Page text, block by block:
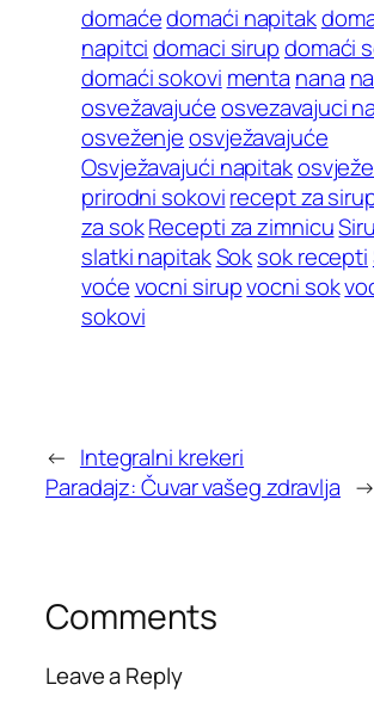
domaćedomaći napitak
napitci domaci sirupdomaći
domaći sokovi menta nana
osvežavajućeosvezavajuci
osveženjeosvježavajuće
Osvježavajući napitak
prirodni sokovirecept za
za sokRecepti za zimnicu
slatki napitakSoksok recepti
voćevocni sirupvocni sok
sokovi
← Integralni krekeri
Paradajz: Čuvar vašeg zdravlja →
Comments
Leave a Reply